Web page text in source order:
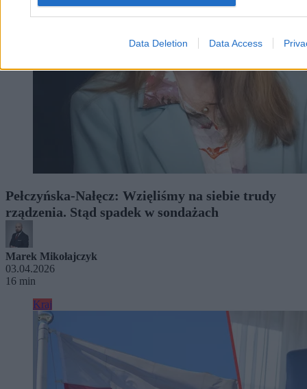
Data Deletion Data Access
Pełczyńska-Nałęcz: Wzięliśmy na siebie trudy
rządzenia. Stąd spadek w sondażach
Marek Mikołajczyk
03.04.2026
16 min
Kraj